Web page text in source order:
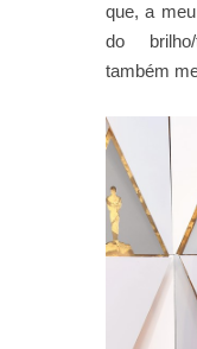
que, a
do
também